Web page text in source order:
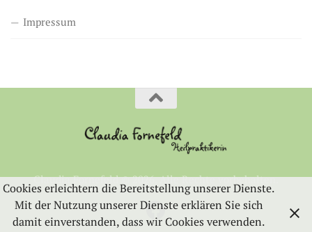
Impressum
Claudia Fornefeld © 2026. Alle Rechte vorbehalten.
Cookies erleichtern die Bereitstellung unserer Dienste.
Mit der Nutzung unserer Dienste erklären Sie sich
damit einverstanden, dass wir Cookies verwenden.